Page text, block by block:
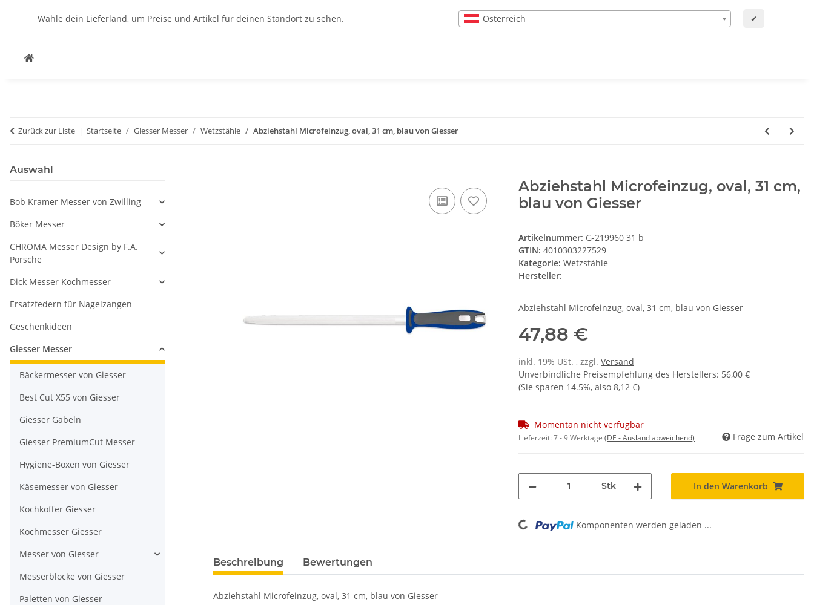
Wähle dein Lieferland, um Preise und Artikel für deinen Standort zu sehen. Österreich ✔
Zurück zur Liste Startseite Giesser Messer Wetzstähle Abziehstahl Microfeinzug, oval, 31 cm, blau von Giesser
Abziehstahl Microfeinzug, oval, 31 cm,
blau von Giesser
Artikelnummer: G-219960 31 b
GTIN: 4010303227529
Kategorie: Wetzstähle
Hersteller:
Abziehstahl Microfeinzug, oval, 31 cm, blau von Giesser
47,88 €
inkl. 19% USt. , zzgl. Versand
Unverbindliche Preisempfehlung des Herstellers: 56,00 €
(Sie sparen 14.5%, also 8,12 €)
Momentan nicht verfügbar
Lieferzeit:7 - 9 Werktage (DE - Ausland abweichend) Frage zum Artikel
Stk In den Warenkorb
Loading... Komponenten werden geladen ...
Beschreibung Bewertungen
Abziehstahl Microfeinzug, oval, 31 cm, blau von Giesser
Auswahl
Bob Kramer Messer von Zwilling
Böker Messer
CHROMA Messer Design by F.A.
Porsche
Dick Messer Kochmesser
Ersatzfedern für Nagelzangen
Geschenkideen
Giesser Messer
Bäckermesser von Giesser
Best Cut X55 von Giesser
Giesser Gabeln
Giesser PremiumCut Messer
Hygiene-Boxen von Giesser
Käsemesser von Giesser
Kochkoffer Giesser
Kochmesser Giesser
Messer von Giesser
Messerblöcke von Giesser
Paletten von Giesser